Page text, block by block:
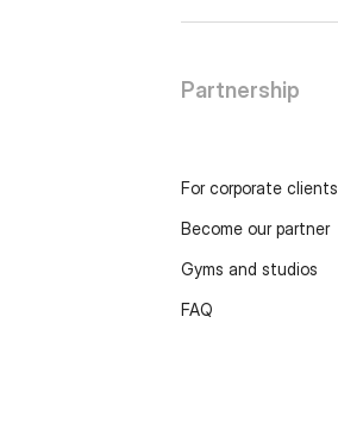
Partnership
For corporate clients
Become our partner
Gyms and studios
FAQ